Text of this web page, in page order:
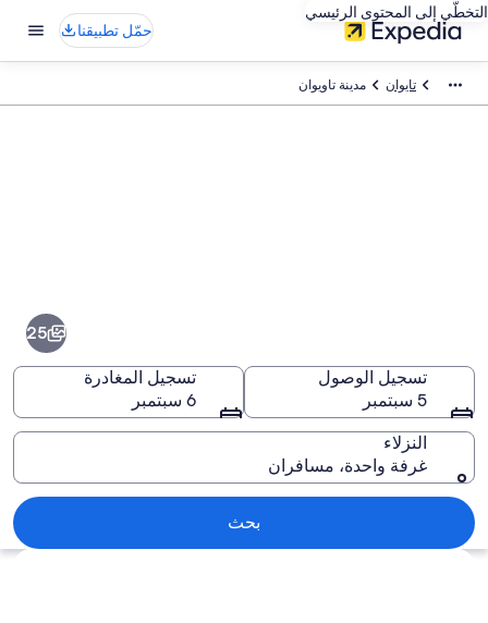
التخطّي إلى المحتوى الرئيسي
حمّل تطبيقنا
تايوان مدينة تاويوان
25
تسجيل الوصول
5 سبتمبر
تسجيل المغادرة
6 سبتمبر
النزلاء
غرفة واحدة، مسافران
بحث
استكشاف الخريطة